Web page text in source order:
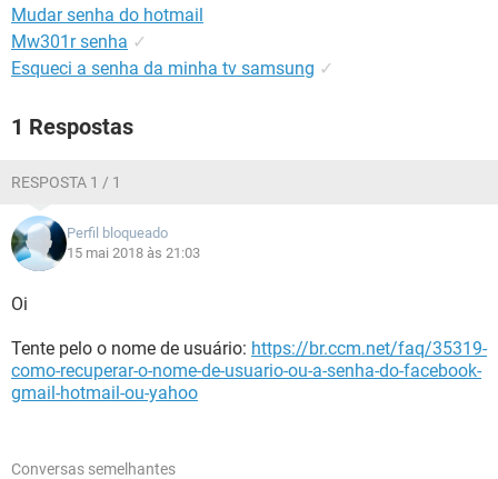
Mudar senha do hotmail
Mw301r senha ✓
Esqueci a senha da minha tv samsung ✓
1 Respostas
RESPOSTA 1 / 1
Perfil bloqueado
15 mai 2018 às 21:03
Oi
Tente pelo o nome de usuário: https://br.ccm.net/faq/35319-
como-recuperar-o-nome-de-usuario-ou-a-senha-do-facebook-
gmail-hotmail-ou-yahoo
Conversas semelhantes